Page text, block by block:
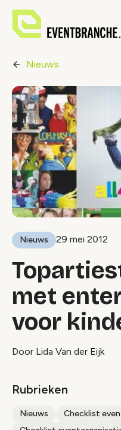
Nieuws
Nieuws 29 mei 2012
met
voor
Door Lida Van der Eijk
Rubrieken
Nieuws
Checklist